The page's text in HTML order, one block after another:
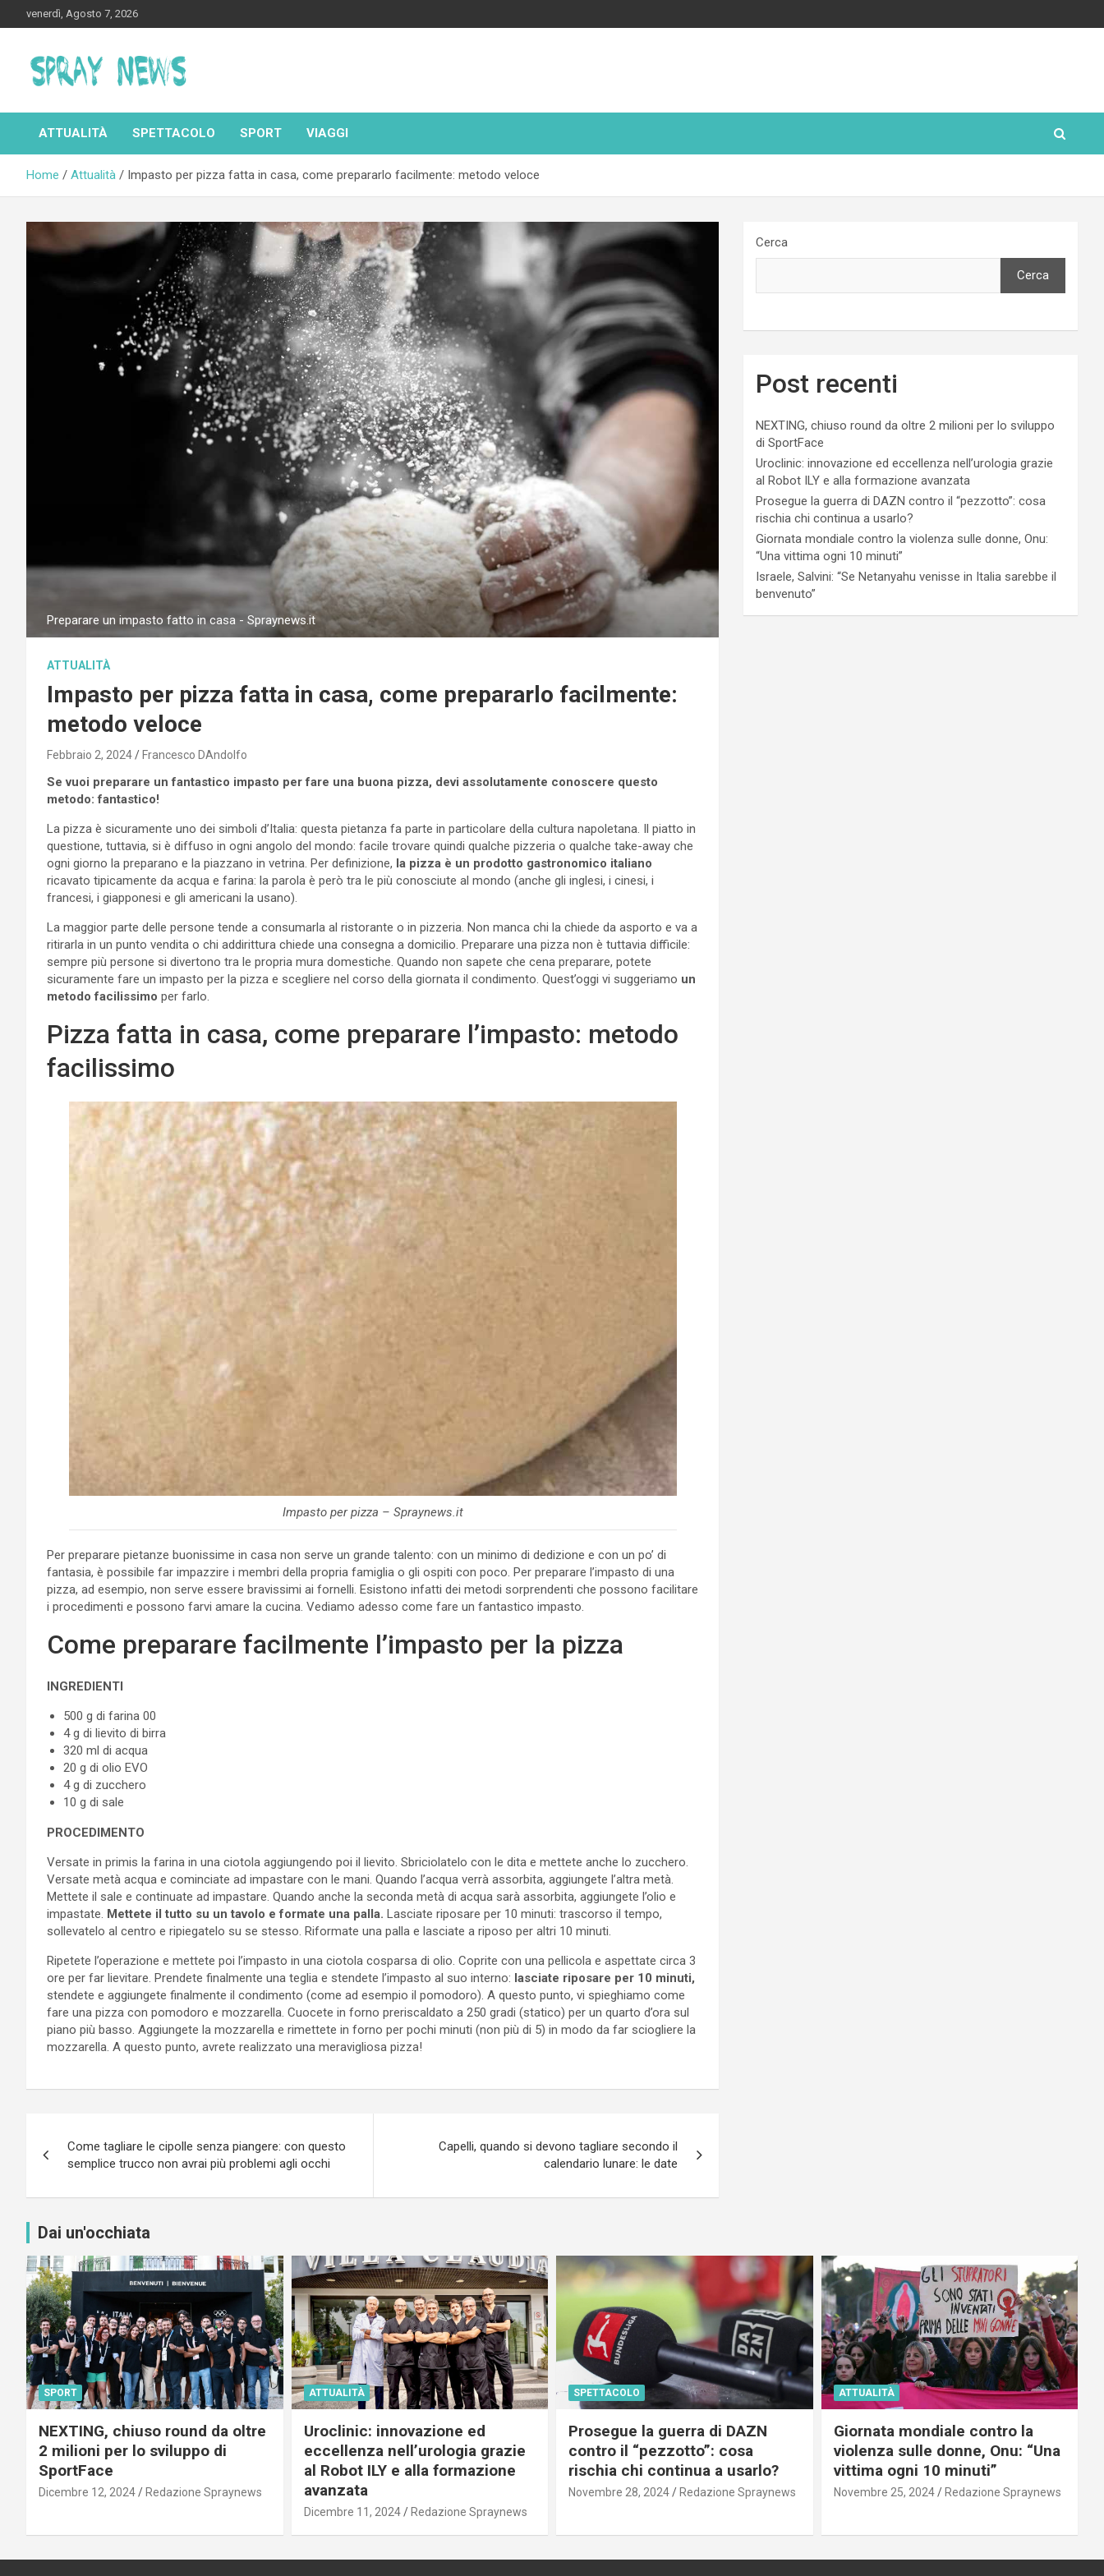
to
venerdì, Agosto 7, 2026
Spraynews.it
ATTUALITÀ SPETTACOLO SPORT VIAGGI
Home Attualità Impasto per pizza fatta in casa, come prepararlo facilmente: metodo veloce
Preparare un impasto fatto in casa - Spraynews.it
ATTUALITÀ
Impasto per pizza fatta in casa, come prepararlo facilmente:
metodo veloce
Febbraio 2, 2024 Francesco DAndolfo
Se vuoi preparare un fantastico impasto per fare una buona pizza, devi assolutamente conoscere questo
metodo: fantastico!
La pizza è sicuramente uno dei simboli d’Italia: questa pietanza fa parte in particolare della cultura napoletana. Il piatto in
questione, tuttavia, si è diffuso in ogni angolo del mondo: facile trovare quindi qualche pizzeria o qualche take-away che
ogni giorno la preparano e la piazzano in vetrina. Per definizione, la pizza è un prodotto gastronomico italiano
ricavato tipicamente da acqua e farina: la parola è però tra le più conosciute al mondo (anche gli inglesi, i cinesi, i
francesi, i giapponesi e gli americani la usano).
La maggior parte delle persone tende a consumarla al ristorante o in pizzeria. Non manca chi la chiede da asporto e va a
ritirarla in un punto vendita o chi addirittura chiede una consegna a domicilio. Preparare una pizza non è tuttavia difficile:
sempre più persone si divertono tra le propria mura domestiche. Quando non sapete che cena preparare, potete
sicuramente fare un impasto per la pizza e scegliere nel corso della giornata il condimento. Quest’oggi vi suggeriamo un
metodo facilissimo per farlo.
Pizza fatta in casa, come preparare l’impasto: metodo
facilissimo
Impasto per pizza – Spraynews.it
Per preparare pietanze buonissime in casa non serve un grande talento: con un minimo di dedizione e con un po’ di
fantasia, è possibile far impazzire i membri della propria famiglia o gli ospiti con poco. Per preparare l’impasto di una
pizza, ad esempio, non serve essere bravissimi ai fornelli. Esistono infatti dei metodi sorprendenti che possono facilitare
i procedimenti e possono farvi amare la cucina. Vediamo adesso come fare un fantastico impasto.
Come preparare facilmente l’impasto per la pizza
INGREDIENTI
500 g di farina 00
4 g di lievito di birra
320 ml di acqua
20 g di olio EVO
4 g di zucchero
10 g di sale
PROCEDIMENTO
Versate in primis la farina in una ciotola aggiungendo poi il lievito. Sbriciolatelo con le dita e mettete anche lo zucchero.
Versate metà acqua e cominciate ad impastare con le mani. Quando l’acqua verrà assorbita, aggiungete l’altra metà.
Mettete il sale e continuate ad impastare. Quando anche la seconda metà di acqua sarà assorbita, aggiungete l’olio e
impastate. Mettete il tutto su un tavolo e formate una palla. Lasciate riposare per 10 minuti: trascorso il tempo,
sollevatelo al centro e ripiegatelo su se stesso. Riformate una palla e lasciate a riposo per altri 10 minuti.
Ripetete l’operazione e mettete poi l’impasto in una ciotola cosparsa di olio. Coprite con una pellicola e aspettate circa 3
ore per far lievitare. Prendete finalmente una teglia e stendete l’impasto al suo interno: lasciate riposare per 10 minuti,
stendete e aggiungete finalmente il condimento (come ad esempio il pomodoro). A questo punto, vi spieghiamo come
fare una pizza con pomodoro e mozzarella. Cuocete in forno preriscaldato a 250 gradi (statico) per un quarto d’ora sul
piano più basso. Aggiungete la mozzarella e rimettete in forno per pochi minuti (non più di 5) in modo da far sciogliere la
mozzarella. A questo punto, avrete realizzato una meravigliosa pizza!
articoli
Come tagliare le cipolle senza piangere: con questo
semplice trucco non avrai più problemi agli occhi
Capelli, quando si devono tagliare secondo il
calendario lunare: le date
Cerca
Cerca
Post recenti
NEXTING, chiuso round da oltre 2 milioni per lo sviluppo
di SportFace
Uroclinic: innovazione ed eccellenza nell’urologia grazie
al Robot ILY e alla formazione avanzata
Prosegue la guerra di DAZN contro il “pezzotto”: cosa
rischia chi continua a usarlo?
Giornata mondiale contro la violenza sulle donne, Onu:
“Una vittima ogni 10 minuti”
Israele, Salvini: “Se Netanyahu venisse in Italia sarebbe il
benvenuto”
Dai un'occhiata
SPORT
NEXTING, chiuso round da oltre
2 milioni per lo sviluppo di
SportFace
Dicembre 12, 2024 Redazione Spraynews
ATTUALITÀ
Uroclinic: innovazione ed
eccellenza nell’urologia grazie
al Robot ILY e alla formazione
avanzata
Dicembre 11, 2024 Redazione Spraynews
SPETTACOLO
Prosegue la guerra di DAZN
contro il “pezzotto”: cosa
rischia chi continua a usarlo?
Novembre 28, 2024 Redazione Spraynews
ATTUALITÀ
Giornata mondiale contro la
violenza sulle donne, Onu: “Una
vittima ogni 10 minuti”
Novembre 25, 2024 Redazione Spraynews